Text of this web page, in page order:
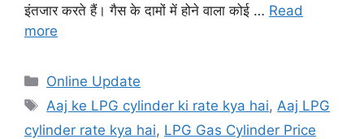
इंतजार करते हैं। गैस के दामों में होने वाला कोई … Read
more
Categories
Online Update
Tags
Aaj ke LPG cylinder ki rate kya hai, Aaj LPG
cylinder rate kya hai, LPG Gas Cylinder Price